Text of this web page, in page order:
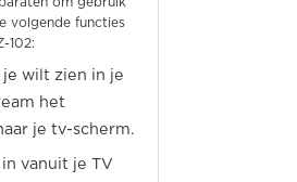
volgende functies
102:
wilt zien in je
het
je tv-scherm.
vanuit je TV